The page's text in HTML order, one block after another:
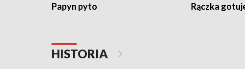
Papyn pyto Rączka
HISTORIA